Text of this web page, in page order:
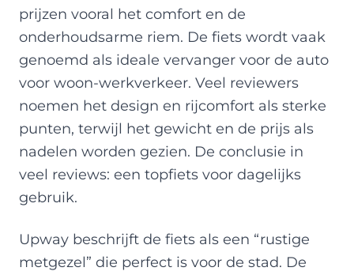
prijzen vooral het comfort en de
onderhoudsarme riem. De fiets wordt vaak
genoemd als ideale vervanger voor de auto
voor woon-werkverkeer. Veel reviewers
noemen het design en rijcomfort als sterke
punten, terwijl het gewicht en de prijs als
nadelen worden gezien. De conclusie in
veel reviews: een topfiets voor dagelijks
gebruik.
Upway beschrijft de fiets als een “rustige
metgezel” die perfect is voor de stad. De